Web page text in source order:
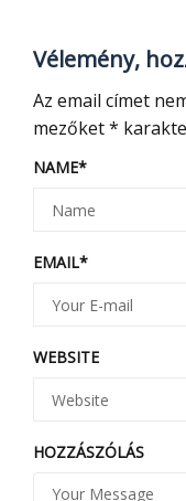
Vélemény,
Az email címet
mezőket*
NAME*
EMAIL*
WEBSITE
HOZZÁSZÓLÁS